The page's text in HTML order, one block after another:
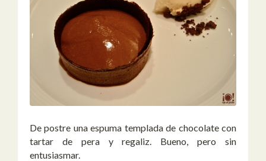
De postre una espuma templada de chocolate con
tartar de pera y regaliz. Bueno, pero sin
entusiasmar.